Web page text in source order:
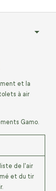
et la
à air
Gamo.
de l'air
et du tir